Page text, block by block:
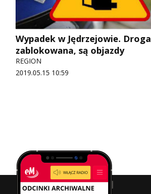
Wypadek w Jędrzejowie. Droga
zablokowana, są objazdy
REGION
2019.05.15 10:59